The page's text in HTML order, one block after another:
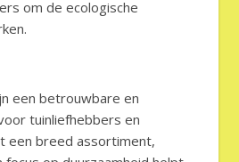
om de ecologische
een betrouwbare en
tuinliefhebbers en
een breed assortiment,